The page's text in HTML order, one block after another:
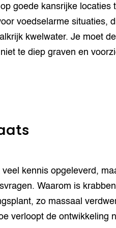
goede kansrijke locaties
voedselarme situaties,
kwelwater. Je moet
te diep graven en
veel kennis opgeleverd,
Waarom is
zo massaal
verloopt de ontwikkeling